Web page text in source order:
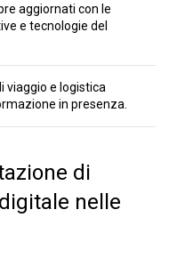
aggiornati con le
e tecnologie del
viaggio e logistica
in presenza.
di
nelle